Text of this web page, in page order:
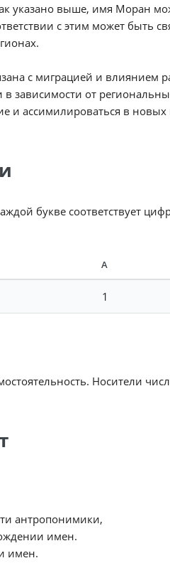
выше, имя Моран
с этим может быть
с миграцией и влиянием
зависимости от
и ассимилироваться в новых
букве соответствует
А
1
Носители
антропонимики,
имен.
имен.